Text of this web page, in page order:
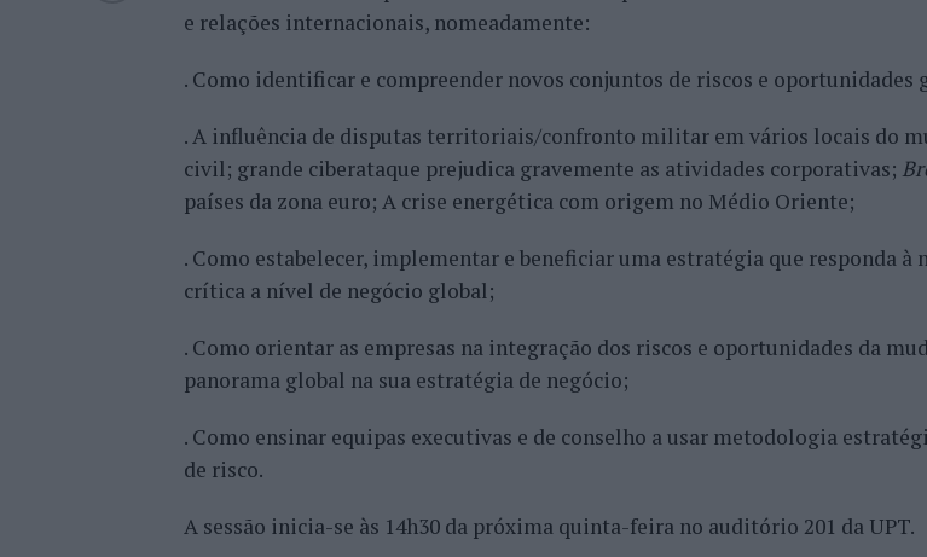
e relações internacionais, nomeadamente:
. Como identificar e compreender novos conjuntos de riscos e oportunidades
. A influência de disputas territoriais/confronto militar em vários locais do
civil; grande ciberataque prejudica gravemente as atividades corporativas;
países da zona euro; A crise energética com origem no Médio Oriente;
. Como estabelecer, implementar e beneficiar uma estratégia que responda à
crítica a nível de negócio global;
. Como orientar as empresas na integração dos riscos e oportunidades da
panorama global na sua estratégia de negócio;
. Como ensinar equipas executivas e de conselho a usar metodologia
de risco.
A sessão inicia-se às 14h30 da próxima quinta-feira no auditório 201 da UPT.